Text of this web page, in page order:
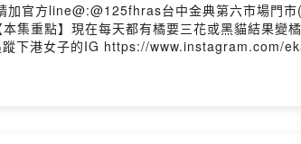
加官方line@:@125fhras台中金典第六市場門
集重點】現在每天都有橘要三花或黑貓結果變
下港女子的IG https://www.instagram.com/